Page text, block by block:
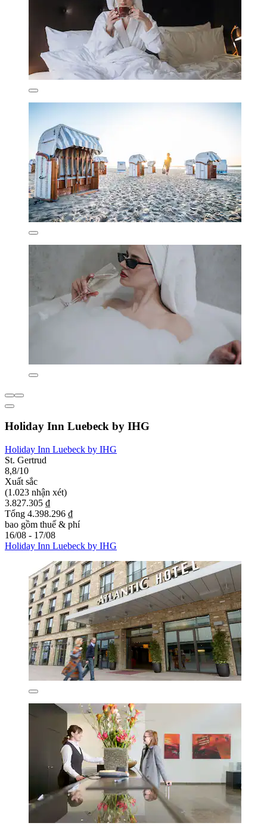
Holiday Inn Luebeck by IHG
Holiday Inn Luebeck by IHG
St. Gertrud
8,8/10
Xuất sắc
(1.023 nhận xét)
3.827.305 ₫
Tổng 4.398.296 ₫
bao gồm thuế & phí
16/08 - 17/08
Holiday Inn Luebeck by IHG